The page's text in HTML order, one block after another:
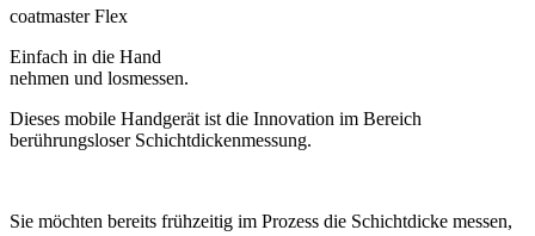
coatmaster Flex
Einfach in die Hand
nehmen und losmessen.
Dieses mobile Handgerät ist die Innovation im Bereich
berührungsloser Schichtdickenmessung.
Sie möchten bereits frühzeitig im Prozess die Schichtdicke messen,